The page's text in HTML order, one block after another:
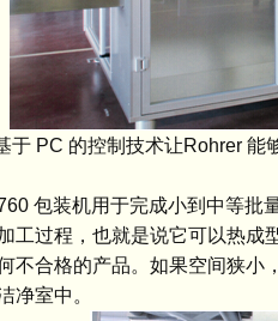
于 PC 的控制技术让Rohrer
包装机用于完成小到中等批
工过程，也就是说它可以热
不合格的产品。如果空间狭
净室中。